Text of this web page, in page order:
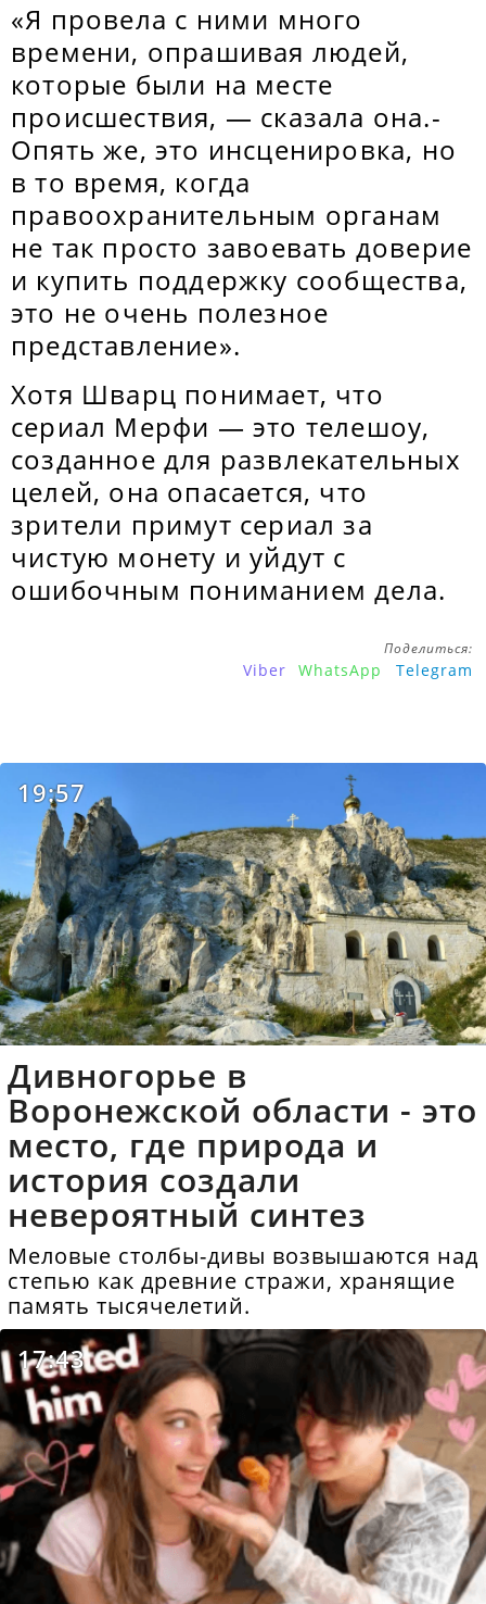
«Я провела с ними много
времени, опрашивая людей,
которые были на месте
происшествия, — сказала она.-
Опять же, это инсценировка, но
в то время, когда
правоохранительным органам
не так просто завоевать доверие
и купить поддержку сообщества,
это не очень полезное
представление».
Хотя Шварц понимает, что
сериал Мерфи — это телешоу,
созданное для развлекательных
целей, она опасается, что
зрители примут сериал за
чистую монету и уйдут с
ошибочным пониманием дела.
Поделиться:
Viber WhatsApp Telegram
19:57
Дивногорье в
Воронежской области - это
место, где природа и
история создали
невероятный синтез
Меловые столбы-дивы возвышаются над
степью как древние стражи, хранящие
память тысячелетий.
17:43